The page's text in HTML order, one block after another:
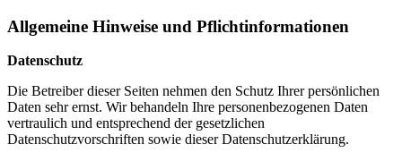
Allgemeine Hinweise und Pflichtinformationen
Datenschutz
Die Betreiber dieser Seiten nehmen den Schutz Ihrer persönlichen
Daten sehr ernst. Wir behandeln Ihre personenbezogenen Daten
vertraulich und entsprechend der gesetzlichen
Datenschutzvorschriften sowie dieser Datenschutzerklärung.